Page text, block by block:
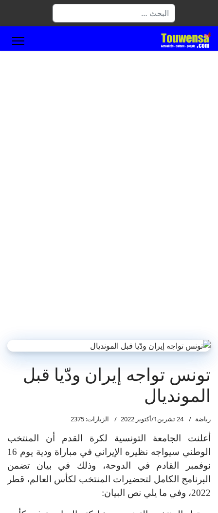
البحث
تونس تواجه إيران ودّيا قبل
المونديال
رياضة 24 تشرين1/أكتوير 2022 الزيارات: 2375
أعلنت الجامعة التونسية لكرة القدم أن المنتخب
الوطني سيواجه نظيره الإيراني في مباراة ودية يوم 16
نوفمبر القادم في الدوحة، وذلك في بيان تضمن
البرنامج الكامل لتحضيرات المنتخب لكأس العالم، قطر
2022، وفي ما يلي نص البيان: